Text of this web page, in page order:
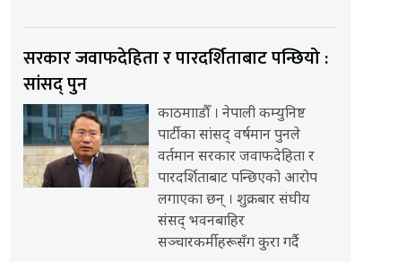
सरकार जवाफदेहिता र पारदर्शिताबाट पन्छियो :
सांसद् पुन
काठमााडौँ । नेपाली कम्युनिष्ट
पार्टीका सांसद् वर्षमान पुनले
वर्तमान सरकार जवाफदेहिता र
पारदर्शिताबाट पन्छिएको आरोप
लगाएका छन् । शुक्रबार संघीय
संसद् भवनबाहिर
सञ्चारकर्मीहरूसँग कुरा गर्दै